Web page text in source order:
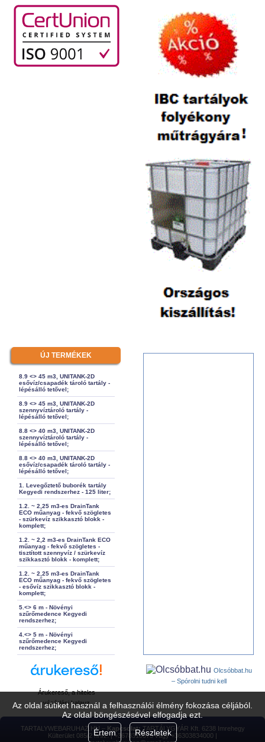
Az oldal sütiket használ a felhasználói élmény fokozása céljából.
Az oldal böngészésével elfogadja ezt.
Értem
Részletek
ÚJ TERMÉKEK
8.9 <> 45 m3, UNITANK-2D
esővíz/csapadék tároló tartály -
lépésálló tetővel;
8.9 <> 45 m3, UNITANK-2D
szennyvíztároló tartály -
lépésálló tetővel;
8.8 <> 40 m3, UNITANK-2D
szennyvíztároló tartály -
lépésálló tetővel;
8.8 <> 40 m3, UNITANK-2D
esővíz/csapadék tároló tartály -
lépésálló tetővel;
1. Levegőztető buborék tartály
Kegyedi rendszerhez - 125 liter;
1.2. ~ 2,25 m3-es DrainTank
ECO műanyag - fekvő szögletes
- szürkevíz szikkasztó blokk -
komplett;
1.2. ~ 2,2 m3-es DrainTank ECO
műanyag - fekvő szögletes -
tisztított szennyvíz / szürkevíz
szikkasztó blokk - komplett;
1.2. ~ 2,25 m3-es DrainTank
ECO műanyag - fekvő szögletes
- esővíz szikkasztó blokk -
komplett;
5.<> 6 m - Növényi
szűrőmedence Kegyedi
rendszerhez;
4.<> 5 m - Növényi
szűrőmedence Kegyedi
rendszerhez;
Árukereső, a hiteles
vásárlási kalauz
Olcsóbbat.hu
– Spórolni tudni kell
TARTALYWEBARUHAZ.HU – Kapcsolat: TARTÁLYGYÁR Kft. 6238 Imrehegy
Külterület 085/2 hrsz. | +3678310073 vagy +36303834000 |